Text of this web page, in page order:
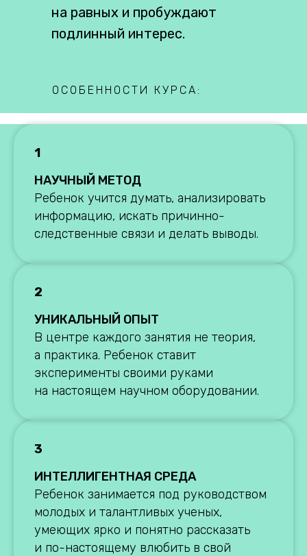
на равных и пробуждают
подлинный интерес.
ОСОБЕННОСТИ КУРСА:
1
НАУЧНЫЙ МЕТОД
Ребенок учится думать, анализировать
информацию, искать причинно-
следственные связи и делать выводы.
2
УНИКАЛЬНЫЙ ОПЫТ
В центре каждого занятия не теория,
а практика. Ребенок ставит
эксперименты своими руками
на настоящем научном оборудовании.
3
ИНТЕЛЛИГЕНТНАЯ СРЕДА
Ребенок занимается под руководством
молодых и талантливых ученых,
умеющих ярко и понятно рассказать
и по-настоящему влюбить в свой